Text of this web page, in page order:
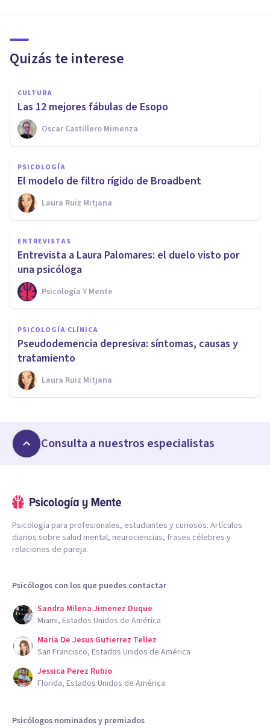
Quizás te interese
CULTURA
Las 12 mejores fábulas de Esopo
Oscar Castillero Mimenza
PSICOLOGÍA
El modelo de filtro rígido de Broadbent
Laura Ruiz Mitjana
ENTREVISTAS
Entrevista a Laura Palomares: el duelo visto por
una psicóloga
Psicología Y Mente
PSICOLOGÍA CLÍNICA
Pseudodemencia depresiva: síntomas, causas y
tratamiento
Laura Ruiz Mitjana
Consulta a nuestros especialistas
Psicología para profesionales, estudiantes y curiosos. Artículos
diarios sobre salud mental, neurociencias, frases célebres y
relaciones de pareja.
Psicólogos con los que puedes contactar
Sandra Milena Jimenez Duque
Miami, Estados Unidos de América
Maria De Jesus Gutierrez Tellez
San Francisco, Estados Unidos de América
Jessica Perez Rubio
Florida, Estados Unidos de América
Psicólogos nominados y premiados